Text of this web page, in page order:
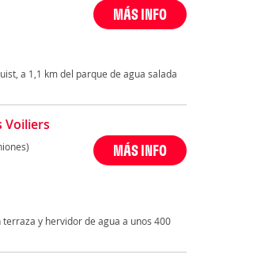
MÁS INFO
a 1,1 km del parque de agua salada
Voiliers
MÁS INFO
y hervidor de agua a unos 400